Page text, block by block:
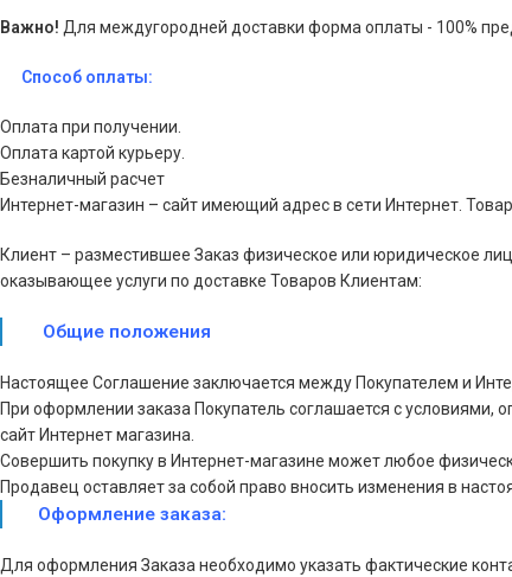
Важно! Для междугородней доставки форма оплаты - 100%
Способ оплаты:
Оплата при получении.
Оплата картой курьеру.
Безналичный расчет
Интернет-магазин – сайт имеющий адрес в сети Интернет.
Клиент – разместившее Заказ физическое или юридическое
оказывающее услуги по доставке Товаров Клиентам:
Общие положения
Настоящее Соглашение заключается между Покупателем и
При оформлении заказа Покупатель соглашается с
сайт Интернет магазина.
Совершить покупку в Интернет-магазине может любое
Продавец оставляет за собой право вносить изменения в
Оформление заказа:
Для оформления Заказа необходимо указать фактические